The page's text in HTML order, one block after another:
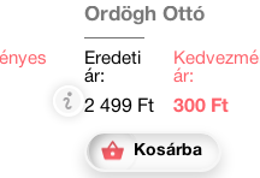
Ördögh Ottó
Eredeti
ár:
2 499 Ft
ár:
300 Ft
Kosárba